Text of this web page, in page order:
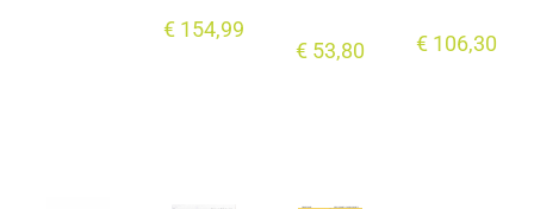
€ 154,99
€53,80 €106,30